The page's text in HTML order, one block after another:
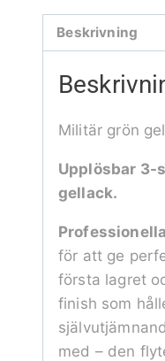
Beskrivning
Militär grön
Upplösbar 3-
gellack.
för att ge
första lagret
finish som
med – den